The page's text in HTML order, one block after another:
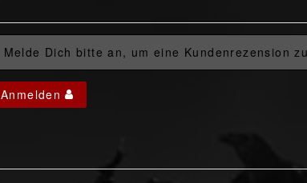
Melde Dich bitte an, um eine Kundenrezension
Anmelden